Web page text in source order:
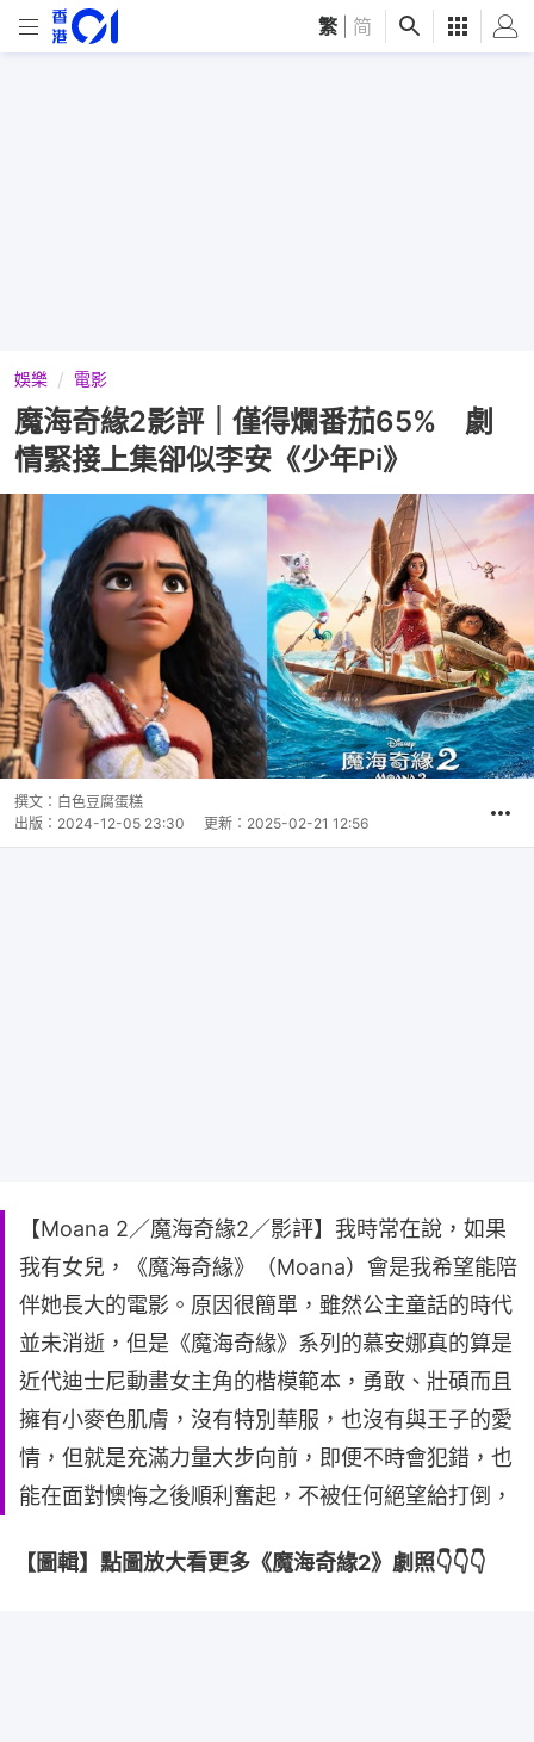
繁 简
娛樂 電影
魔海奇緣2影評｜僅得爛番茄65% 劇
情緊接上集卻似李安《少年Pi》
撰文： 白色豆腐蛋糕
出版： 2024-12-05 23:30 更新： 2025-02-21 12:56
【Moana 2／魔海奇緣2／影評】我時常在說，如果
我有女兒，《魔海奇緣》（Moana）會是我希望能陪
伴她長大的電影。原因很簡單，雖然公主童話的時代
並未消逝，但是《魔海奇緣》系列的慕安娜真的算是
近代迪士尼動畫女主角的楷模範本，勇敢、壯碩而且
擁有小麥色肌膚，沒有特別華服，也沒有與王子的愛
情，但就是充滿力量大步向前，即便不時會犯錯，也
能在面對懊悔之後順利奮起，不被任何絕望給打倒，
【圖輯】點圖放大看更多《魔海奇緣2》劇照👇👇👇